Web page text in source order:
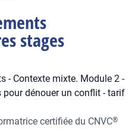
stages
- Contexte mixte. Module 2 -
dénouer un conflit - tarif
certifiée du CNVC®